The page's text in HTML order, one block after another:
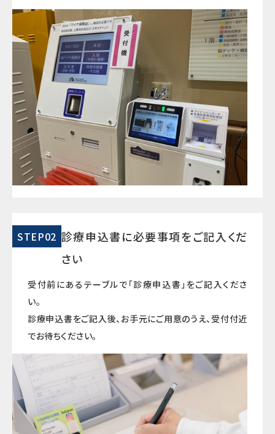
STEP02 診療申込書に必要事項をご記入くだ
さい
受付前にあるテーブルで「診療申込書」をご記入くださ
い。
診療申込書をご記入後、お手元にご用意のうえ、受付付近
でお待ちください。